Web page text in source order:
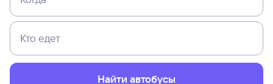
Кто едет
Найти автобусы